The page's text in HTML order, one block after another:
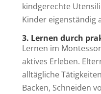
kindgerechte
Kinder eigenständig
3. Lernen durch
Lernen im
aktives Erleben.
alltägliche
Backen, Schneiden